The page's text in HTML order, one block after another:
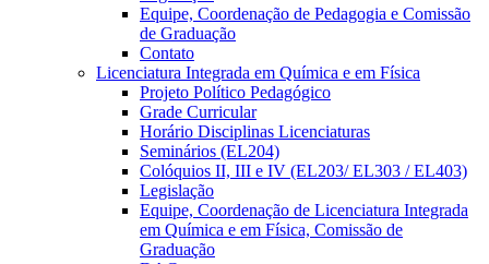
Equipe, Coordenação de Pedagogia e Comissão
de Graduação
Contato
Licenciatura Integrada em Química e em Física
Projeto Político Pedagógico
Grade Curricular
Horário Disciplinas Licenciaturas
Seminários (EL204)
Colóquios II, III e IV (EL203/ EL303 / EL403)
Legislação
Equipe, Coordenação de Licenciatura Integrada
em Química e em Física, Comissão de
Graduação